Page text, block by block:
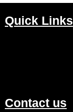
Quick Links
Contact us